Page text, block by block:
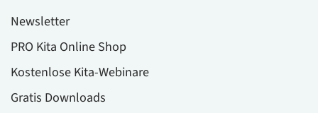
Newsletter
PRO Kita Online Shop
Kostenlose Kita-Webinare
Gratis Downloads